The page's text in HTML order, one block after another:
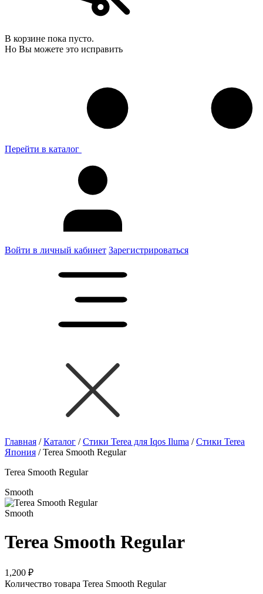
В корзине пока пусто.
Но Вы можете это исправить
Перейти в каталог
Войти в личный кабинет Зарегистрироваться
Главная /Каталог /Стики Terea для Iqos Iluma /Стики Terea
Япония /Terea Smooth Regular
Terea Smooth Regular
Smooth
Smooth
Terea Smooth Regular
1,200 ₽
Количество товара Terea Smooth Regular